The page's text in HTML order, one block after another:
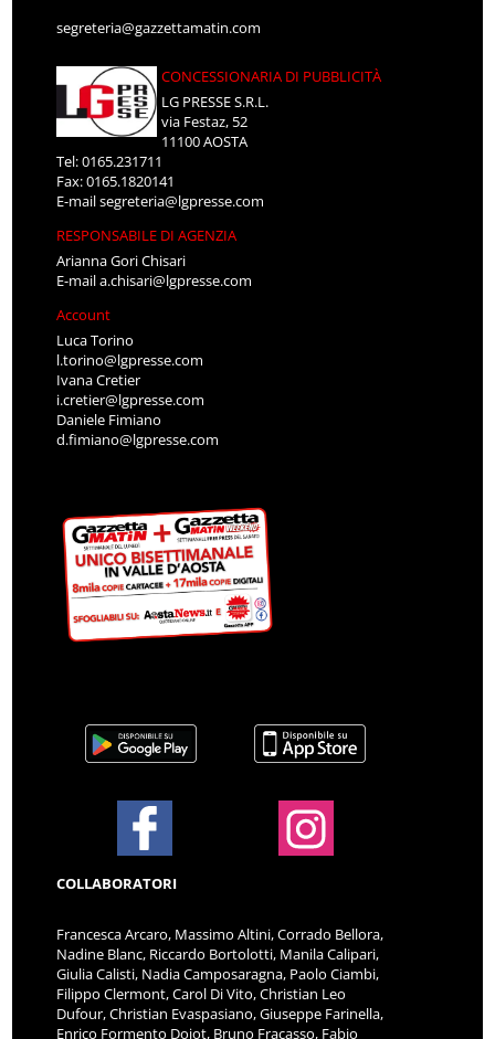
segreteria@gazzettamatin.com
CONCESSIONARIA DI PUBBLICITÀ
LG PRESSE S.R.L.
via Festaz, 52
11100 AOSTA
Tel: 0165.231711
Fax: 0165.1820141
E-mailsegreteria@lgpresse.com
RESPONSABILE DI AGENZIA
Arianna Gori Chisari
E-maila.chisari@lgpresse.com
Account
Luca Torino
l.torino@lgpresse.com
Ivana Cretier
i.cretier@lgpresse.com
Daniele Fimiano
d.fimiano@lgpresse.com
COLLABORATORI
Francesca Arcaro, Massimo Altini, Corrado Bellora,
Nadine Blanc, Riccardo Bortolotti, Manila Calipari,
Giulia Calisti, Nadia Camposaragna, Paolo Ciambi,
Filippo Clermont, Carol Di Vito, Christian Leo
Dufour, Christian Evaspasiano, Giuseppe Farinella,
Enrico Formento Dojot, Bruno Fracasso, Fabio